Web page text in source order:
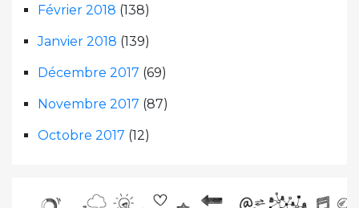
Février 2018 (138)
Janvier 2018 (139)
Décembre 2017 (69)
Novembre 2017 (87)
Octobre 2017 (12)